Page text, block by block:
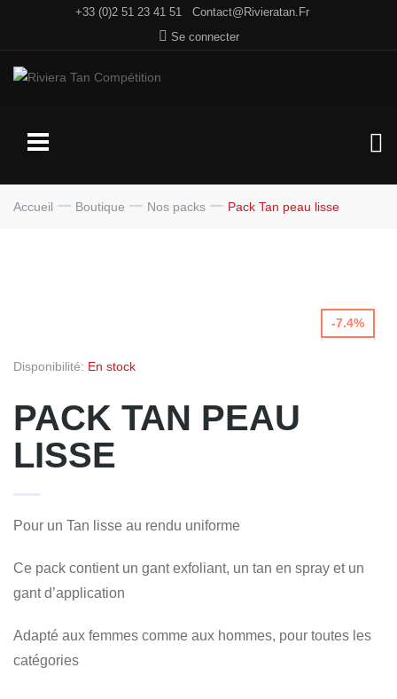
+33 (0)2 51 23 41 51
Contact@rivieratan.fr
Se connecter
Accueil Boutique Nos packs Pack Tan peau lisse
-7.4%
Disponibilité: En stock
PACK TAN PEAU
LISSE
Pour un Tan lisse au rendu uniforme
Ce pack contient un gant exfoliant, un tan en spray et un
gant d’application
Adapté aux femmes comme aux hommes, pour toutes les
catégories